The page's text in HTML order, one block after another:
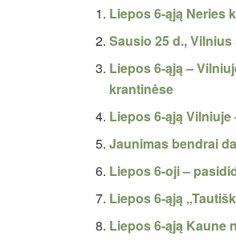
Liepos 6-ąją Neries
Sausio 25 d.,
Liepos 6-ąją –
krantinėse
Liepos 6-ąją
Jaunimas bendrai
Liepos 6-oji –
Liepos 6-ąją
Liepos 6-ąją Kaune